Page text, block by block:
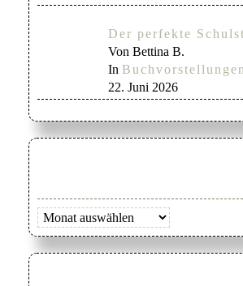
Der perfekte
Von Bettina B.
In Buchvorstellungen
22. Juni 2026
Archiv